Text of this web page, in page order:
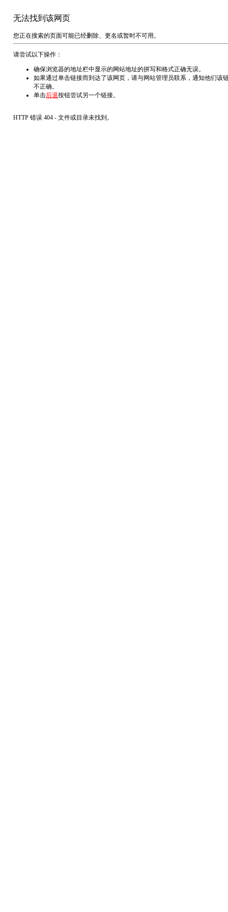
无法找到该网页
您正在搜索的页面可能已经删除、更名或暂时不可用。
请尝试以下操作：
确保浏览器的地址栏中显示的网站地址的拼写和格式正确无误。
如果通过单击链接而到达了该网页，请与网站管理员联系，通知他们该
不正确。
单击后退按钮尝试另一个链接。
HTTP 错误 404 - 文件或目录未找到。